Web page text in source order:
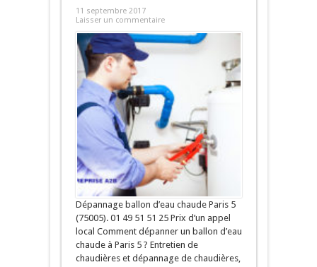
11 septembre 2017
Laisser un commentaire
Dépannage ballon d’eau chaude Paris 5
(75005). 01 49 51 51 25 Prix d’un appel
local Comment dépanner un ballon d’eau
chaude à Paris 5 ? Entretien de
chaudières et dépannage de chaudières,